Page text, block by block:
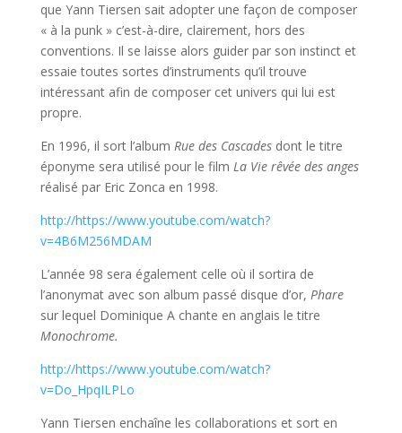
que Yann Tiersen sait adopter une façon de composer
« à la punk » c’est-à-dire, clairement, hors des
conventions. Il se laisse alors guider par son instinct et
essaie toutes sortes d’instruments qu’il trouve
intéressant afin de composer cet univers qui lui est
propre.
En 1996, il sort l’album Rue des Cascadesdont le titre
éponyme sera utilisé pour le film La Vie rêvée des anges
réalisé par Eric Zonca en 1998.
http://https://www.youtube.com/watch?
v=4B6M256MDAM
L’année 98 sera également celle où il sortira de
l’anonymat avec son album passé disque d’or, Phare
sur lequel Dominique A chante en anglais le titre
Monochrome.
http://https://www.youtube.com/watch?
v=Do_HpqILPLo
Yann Tiersen enchaîne les collaborations et sort en